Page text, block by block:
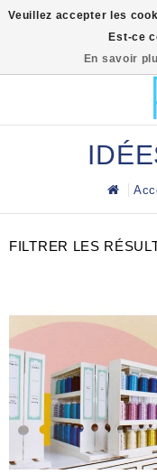
FILTRER LES
Veuillez accepter les
Est-ce
En savoir